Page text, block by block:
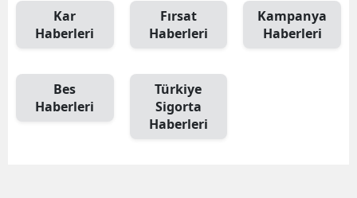
Kar
Haberleri
Fırsat
Haberleri
Kampanya
Haberleri
Bes
Haberleri
Türkiye
Sigorta
Haberleri